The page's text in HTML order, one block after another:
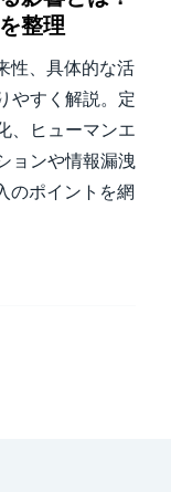
整理
性、具体的な活
やすく解説。定
、ヒューマンエ
ョンや情報漏洩
のポイントを網